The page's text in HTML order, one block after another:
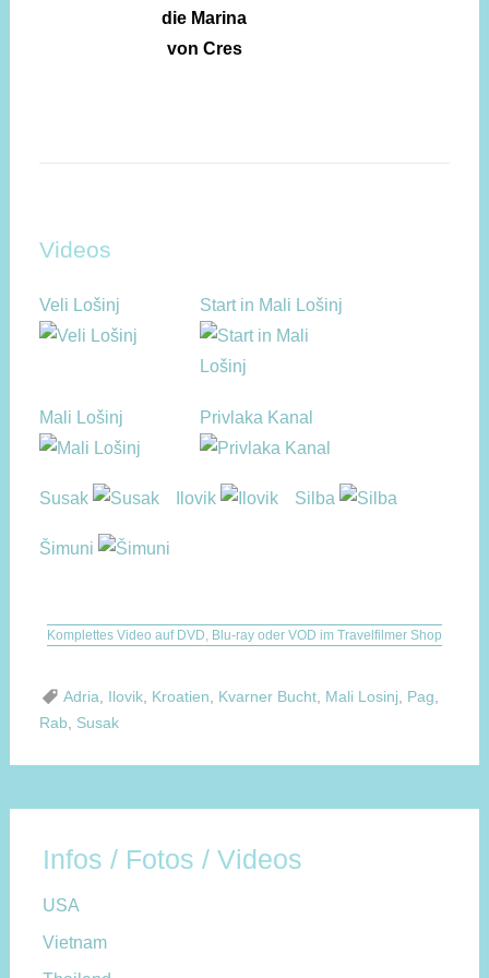
Videos
Veli Lošinj Start in Mali Lošinj
Mali Lošinj Privlaka Kanal
Susak Ilovik Silba
Šimuni
Komplettes Video auf DVD, Blu-ray oder VOD im Travelfilmer Shop
Adria Ilovik, Kroatien Kvarner Bucht, Mali Losinj Pag
Rab
Susak
Infos / Fotos / Videos
USA
Vietnam